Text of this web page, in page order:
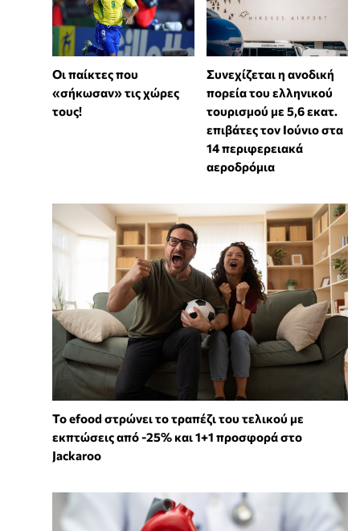
Οι παίκτες που
«σήκωσαν» τις χώρες
τους!
Συνεχίζεται η ανοδική
πορεία του ελληνικού
τουρισμού με 5,6 εκατ.
επιβάτες τον Ιούνιο στα
14 περιφερειακά
αεροδρόμια
Το efood στρώνει το τραπέζι του τελικού με
εκπτώσεις από -25% και 1+1 προσφορά στο
Jackaroo